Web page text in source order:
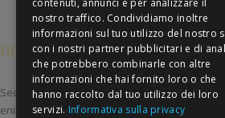
ULTRA BOOST
Sed do eiusmod tempor incididunt ut labore
enim ad minim veniam, quis nostrud
Privacy
Confermo di aver letto
privacy, di accettarne le
autorizzare il trattamento dei
ai sensi della normativa vigente.
contenuti, annunci e per analizzare il
nostro traffico. Condividiamo inoltre
informazioni sul tuo utilizzo del nostro
con i nostri partner pubblicitari e di
che potrebbero combinarle con altre
informazioni che hai fornito loro o che
hanno raccolto dal tuo utilizzo dei loro
servizi. Informativa sulla privacy